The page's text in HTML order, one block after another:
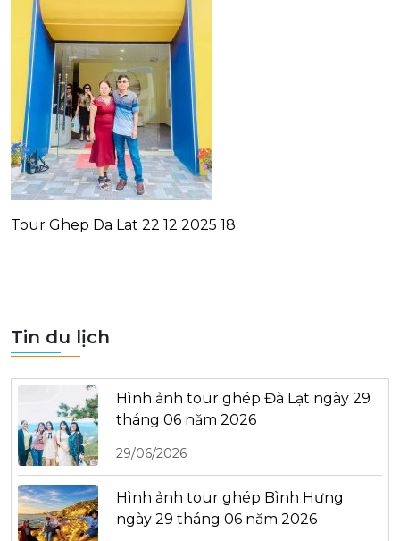
Tour Ghep Da Lat 22 12 2025 18
Tin du lịch
Hình ảnh tour ghép Đà Lạt ngày 29
tháng 06 năm 2026
29/06/2026
Hình ảnh tour ghép Bình Hưng
ngày 29 tháng 06 năm 2026